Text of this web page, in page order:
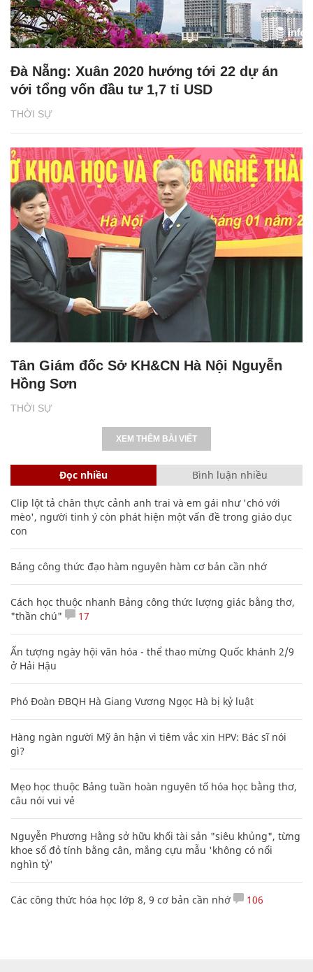
THỜI SỰ
Đà Nẵng: Xuân 2020 hướng tới 22 dự án
với tổng vốn đầu tư 1,7 tỉ USD
THỜI SỰ
Tân Giám đốc Sở KH&CN Hà Nội Nguyễn
Hồng Sơn
XEM THÊM BÀI VIẾT
Đọc nhiều Bình luận nhiều
Clip lột tả chân thực cảnh anh trai và em gái như 'chó với
mèo', người tinh ý còn phát hiện một vấn đề trong giáo dục
con
Bảng công thức đạo hàm nguyên hàm cơ bản cần nhớ
Cách học thuộc nhanh Bảng công thức lượng giác bằng thơ,
"thần chú"
17
Ấn tượng ngày hội văn hóa - thể thao mừng Quốc khánh 2/9
ở Hải Hậu
Phó Đoàn ĐBQH Hà Giang Vương Ngọc Hà bị kỷ luật
Hàng ngàn người Mỹ ân hận vì tiêm vắc xin HPV: Bác sĩ nói
gì?
Mẹo học thuộc Bảng tuần hoàn nguyên tố hóa học bằng thơ,
câu nói vui vẻ
Nguyễn Phương Hằng sở hữu khối tài sản "siêu khủng", từng
khoe sổ đỏ tính bằng cân, mắng cựu mẫu 'không có nổi
nghìn tỷ'
Các công thức hóa học lớp 8, 9 cơ bản cần nhớ 106